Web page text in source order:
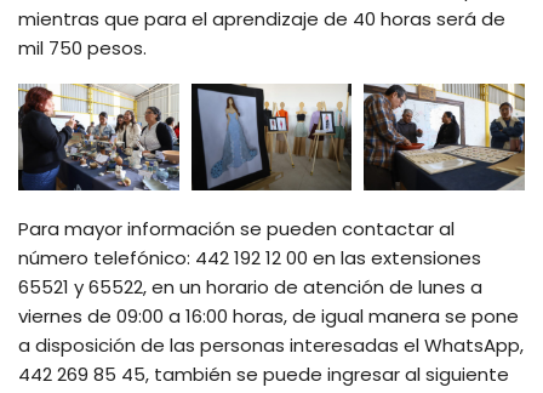
mientras que para el aprendizaje de 40 horas será de
mil 750 pesos.
Para mayor información se pueden contactar al
número telefónico: 442 192 12 00 en las extensiones
65521 y 65522, en un horario de atención de lunes a
viernes de 09:00 a 16:00 horas, de igual manera se pone
a disposición de las personas interesadas el WhatsApp,
442 269 85 45, también se puede ingresar al siguiente